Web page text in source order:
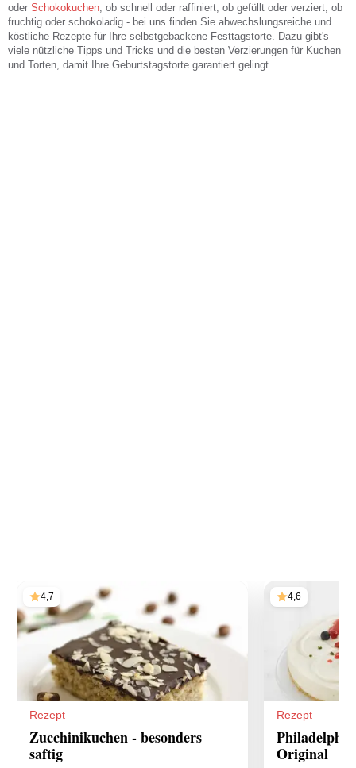
oder Schokokuchen , ob schnell oder raffiniert, ob gefüllt oder verziert, ob
fruchtig oder schokoladig - bei uns finden Sie abwechslungsreiche und
köstliche Rezepte für Ihre selbstgebackene Festtagstorte. Dazu gibt's
viele nützliche Tipps und Tricks und die besten Verzierungen für Kuchen
und Torten, damit Ihre Geburtstagstorte garantiert gelingt.
4,7
Rezept
Zucchinikuchen - besonders
saftig
4,6
Rezept
Original